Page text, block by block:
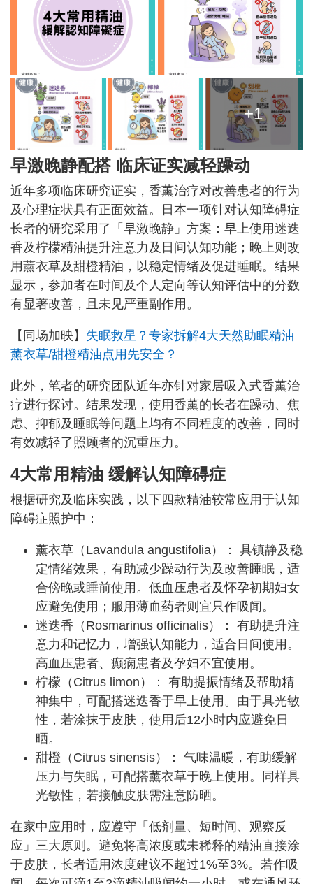
+1
早激晚静配搭 临床证实减轻躁动
近年多项临床研究证实，香薰治疗对改善患者的行为
及心理症状具有正面效益。日本一项针对认知障碍症
长者的研究采用了「早激晚静」方案：早上使用迷迭
香及柠檬精油提升注意力及日间认知功能；晚上则改
用薰衣草及甜橙精油，以稳定情绪及促进睡眠。结果
显示，参加者在时间及个人定向等认知评估中的分数
有显著改善，且未见严重副作用。
【同场加映】 失眠救星？专家拆解4大天然助眠精油
薰衣草/甜橙精油点用先安全？
此外，笔者的研究团队近年亦针对家居吸入式香薰治
疗进行探讨。结果发现，使用香薰的长者在躁动、焦
虑、抑郁及睡眠等问题上均有不同程度的改善，同时
有效减轻了照顾者的沉重压力。
4大常用精油 缓解认知障碍症
根据研究及临床实践，以下四款精油较常应用于认知
障碍症照护中：
薰衣草（Lavandula angustifolia）： 具镇静及稳
定情绪效果，有助减少躁动行为及改善睡眠，适
合傍晚或睡前使用。低血压患者及怀孕初期妇女
应避免使用；服用薄血药者则宜只作吸闻。
迷迭香（Rosmarinus officinalis）： 有助提升注
意力和记忆力，增强认知能力，适合日间使用。
高血压患者、癫痫患者及孕妇不宜使用。
柠檬（Citrus limon）： 有助提振情绪及帮助精
神集中，可配搭迷迭香于早上使用。由于具光敏
性，若涂抹于皮肤，使用后12小时内应避免日
晒。
甜橙（Citrus sinensis）： 气味温暖，有助缓解
压力与失眠，可配搭薰衣草于晚上使用。同样具
光敏性，若接触皮肤需注意防晒。
在家中应用时，应遵守「低剂量、短时间、观察反
应」三大原则。避免将高浓度或未稀释的精油直接涂
于皮肤，长者适用浓度建议不超过1%至3%。若作吸